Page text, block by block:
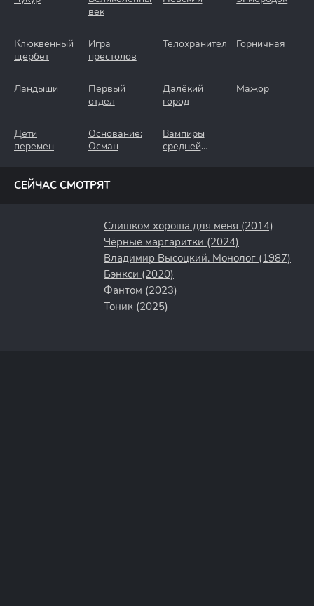
век
Клюквенный
щербет
Игра
престолов
Телохранители Горничная
Ландыши
Первый
отдел
Далёкий
город
Мажор
Дети
перемен
Основание:
Осман
Вампиры
средней
СЕЙЧАС СМОТРЯТ
Слишком хороша для меня (2014)
Чёрные маргаритки (2024)
Владимир Высоцкий. Монолог (1987)
Бэнкси (2020)
Фантом (2023)
Тоник (2025)